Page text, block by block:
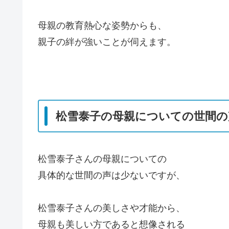
母親の教育熱心な姿勢からも、
親子の絆が強いことが伺えます。
松雪泰子の母親についての世間
松雪泰子さんの母親についての
具体的な世間の声は少ないですが、
松雪泰子さんの美しさや才能から、
母親も美しい方であると想像される